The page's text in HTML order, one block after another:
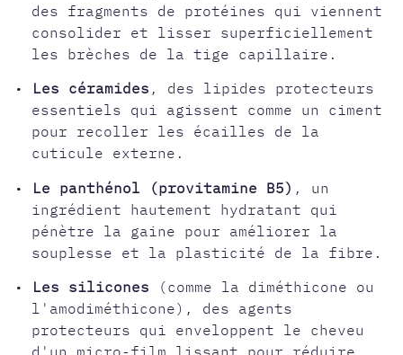
des fragments de protéines qui viennent
consolider et lisser superficiellement
les brèches de la tige capillaire.
• Les céramides , des lipides protecteurs
essentiels qui agissent comme un ciment
pour recoller les écailles de la
cuticule externe.
• Le panthénol (provitamine B5) , un
ingrédient hautement hydratant qui
pénètre la gaine pour améliorer la
souplesse et la plasticité de la fibre.
• Les silicones (comme la diméthicone ou
l'amodiméthicone), des agents
protecteurs qui enveloppent le cheveu
d'un micro-film lissant pour réduire